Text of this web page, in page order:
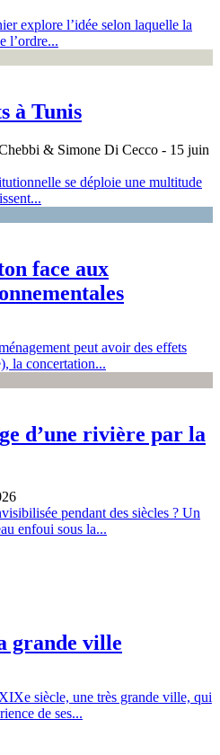
explore l’idée selon laquelle la
l’ordre...
à Tunis
& Simone Di Cecco - 15 juin
se déploie une multitude
face aux
peut avoir des effets
la concertation...
d’une rivière par la
pendant des siècles ? Un
enfoui sous la...
grande ville
siècle, une très grande ville, qui
de ses...